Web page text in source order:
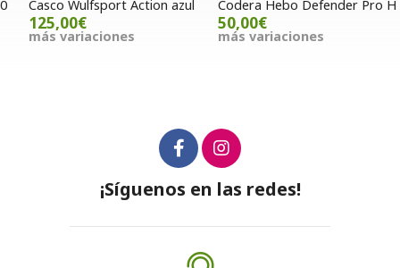
Casco Wulfsport Action azul
125,00€
más variaciones
Codera Hebo Defender Pro H
50,00€
más variaciones
¡Síguenos en las redes!